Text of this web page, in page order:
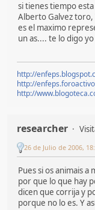
si tienes tiempo
Alberto Galvez toro,
es el maximo
un as.... te lo digo
http://
http://
http://
researcher
26 de Julio de 2006,
Pues si os animais
por que lo que hay
dicen que corrija y
porque no lo es. Y